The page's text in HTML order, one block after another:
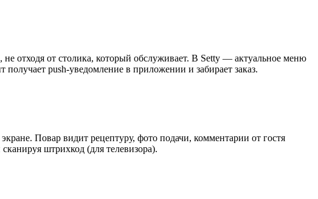
отходя от столика, который обслуживает. В Setty — актуальное меню
push‑уведомление в приложении и забирает заказ.
Повар видит рецептуру, фото подачи, комментарии от гостя
штрихкод (для телевизора).